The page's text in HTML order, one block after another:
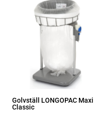
Golvställ LONGOPAC Maxi
Classic